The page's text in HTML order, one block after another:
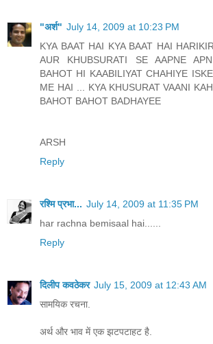
"अर्श" July 14, 2009 at 10:23 PM
KYA BAAT HAI KYA BAAT HAI
AUR KHUBSURATI SE AAPNE
BAHOT HI KAABILIYAT CHAHIYE
ME HAI ... KYA KHUSURAT VAANI
BAHOT BAHOT BADHAYEE
ARSH
Reply
रश्मि प्रभा... July 14, 2009 at 11:35 PM
har rachna bemisaal hai......
Reply
दिलीप कवठेकर July 15, 2009 at 12:43 AM
सामयिक रचना.
अर्थ और भाव में एक झटपटाहट है.